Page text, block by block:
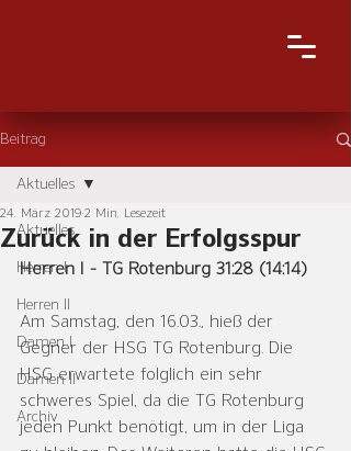
Beitrag
Aktuelles
Herren I
Herren II
Damen I
Damen II
Archiv
Aktuelles
Zurück in der Erfolgsspur
24. März 2019 2 Min. Lesezeit
Herren I - TG Rotenburg 31:28 (14:14)
Am Samstag, den 16.03., hieß der
Gegner der HSG TG Rotenburg. Die
HSG erwartete folglich ein sehr
schweres Spiel, da die TG Rotenburg
jeden Punkt benötigt, um in der Liga